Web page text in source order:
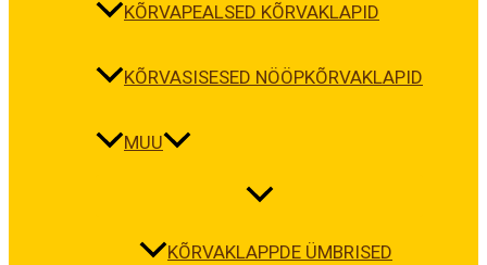
KÕRVAPEALSED KÕRVAKLAPID
KÕRVASISESED NÖÖPKÕRVAKLAPID
MUU
KÕRVAKLAPPDE ÜMBRISED